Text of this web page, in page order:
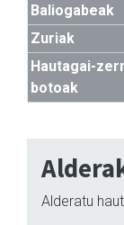
Baliogabeak
Zuriak
Hautagai-
botoak
Alderatu